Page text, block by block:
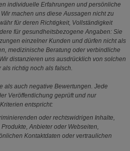
individuelle Erfahrungen und persönliche
machen uns diese Aussagen nicht zu
für deren Richtigkeit, Vollständigkeit
für gesundheitsbezogene Angaben: Sie
einzelner Kunden und dürfen nicht als
medizinische Beratung oder verbindliche
distanzieren uns ausdrücklich von solchen
richtig noch als falsch.
als auch negative Bewertungen. Jede
Veröffentlichung geprüft und nur
entspricht:
oder rechtswidrigen Inhalte,
Anbieter oder Webseiten,
Kontaktdaten oder vertraulichen